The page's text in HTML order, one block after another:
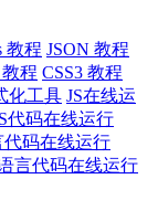
教程 JSON 教程
教程 CSS3 教程
化工具 JS在线运
代码在线运行
代码在线运行
言代码在线运行